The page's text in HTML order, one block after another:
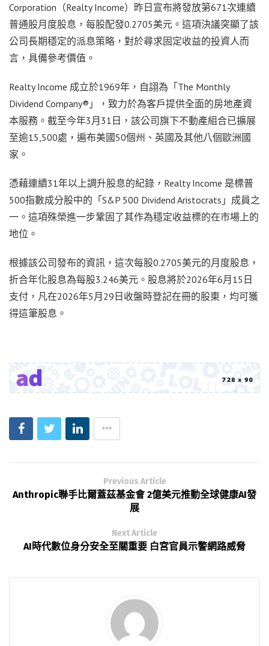
Corporation（Realty Income）昨日宣布將發放第671次連續
普通股月度股息，每股配發0.2705美元。這項決議突顯了該
公司長期穩定的派息策略，對於尋求固定收益的投資人而
言，具備參考價值。
Realty Income 成立於1969年，自詡為「The Monthly
Dividend Company®」，致力於為客戶提供全面的房地產資
本服務。截至今年3月31日，該公司旗下不動產組合已擴展
至逾15,500處，遍布美國50個州、英國及其他八個歐洲國
家。
憑藉連續31年以上調升股息的紀錄，Realty Income 是標普
500指數成分股中的「S&P 500 Dividend Aristocrats」成員之
一。這項殊榮進一步鞏固了其作為穩定收益標的在市場上的
地位。
根據該公司發布的資訊，這次每股0.2705美元的月度股息，
折合年化股息為每股3.246美元。股息將於2026年6月15日
支付，凡在2026年5月29日收盤時登記在冊的股東，均可獲
得這筆股息。
Previous Article
Anthropic聯手比爾蓋茲基金會 2億美元推動全球健康AI發
展
Next Article
AI時代數位身分安全至關重要 白宮官員示警網路威脅